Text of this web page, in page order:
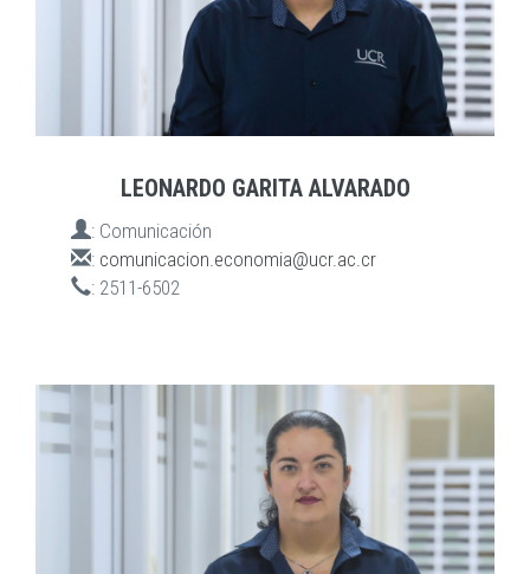
LEONARDO GARITA ALVARADO
: Comunicación
: comunicacion.economia@ucr.ac.cr
: 2511-6502